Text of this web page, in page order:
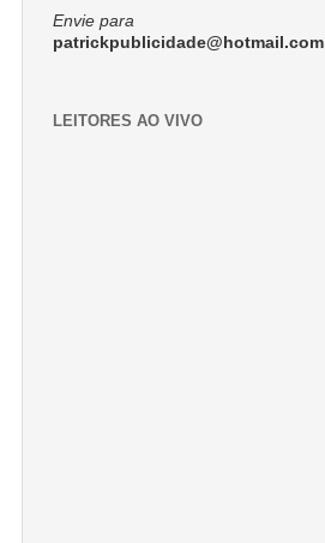
Envie para
patrickpublicidade@hotmail.com
LEITORES AO VIVO